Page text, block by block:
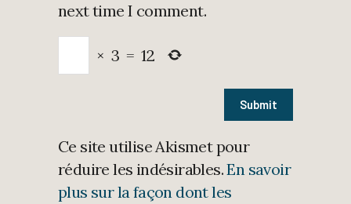
next time I comment.
× 3 = 12
Ce site utilise Akismet pour
réduire les indésirables.En savoir
plus sur la façon dont les